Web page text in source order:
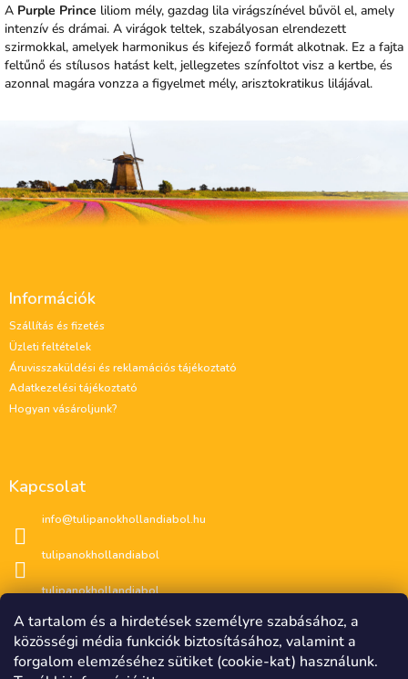
A tartalom és a hirdetések személyre szabásához, a
közösségi média funkciók biztosításához, valamint a
forgalom elemzéséhez sütiket (cookie-kat) használunk.
A Purple Prince liliom mély, gazdag lila virágszínével bűvöl el, amely
intenzív és drámai. A virágok teltek, szabályosan elrendezett
szirmokkal, amelyek harmonikus és kifejező formát alkotnak. Ez a fajta
feltűnő és stílusos hatást kelt, jellegzetes színfoltot visz a kertbe, és
azonnal magára vonzza a figyelmet mély, arisztokratikus lilájával.
Információk
Szállítás és fizetés
Üzleti feltételek
Áruvisszaküldési és reklamációs tájékoztató
Adatkezelési tájékoztató
Hogyan vásároljunk?
Kapcsolat
info@tulipanokhollandiabol.hu
tulipanokhollandiabol
tulipanokhollandiabol